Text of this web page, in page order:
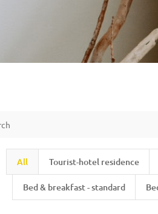
All Tourist-hotel residence
Bed & breakfast - standard